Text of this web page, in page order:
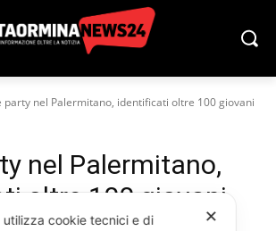
party nel Palermitano, identificati oltre 100 giovani
nel Palermitano,
oltre 100 giovani
✕
utilizza cookie tecnici e di